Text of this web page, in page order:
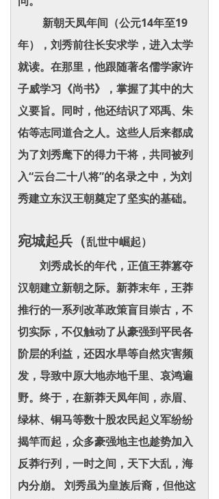
新朝天凤年间（公元14年至19
年），刘秀前往长安求学，进入太学
就读。在那里，他跟随著名儒学家许
子威学习《尚书》，掌握了其中的大
义要旨。同时，他还结识了邓禹、朱
佑等志同道合之人。这些人后来都成
为了刘秀麾下的得力干将，共同被列
入“云台二十八将”的名录之中，为刘
秀建立东汉王朝奠定了坚实的基础。
宛城起兵（乱世中崛起）
刘秀成长的年代，正值王莽篡夺
汉朝建立新朝之际。新莽末年，王莽
推行的一系列改革政策盲目崇古，不
切实际，不仅触动了从豪强到平民各
阶层的利益，还因水旱等自然灾害频
发，导致中原大地赤地千里、哀鸿遍
野。终于，在新莽天凤年间，赤眉、
绿林、铜马等数十股农民起义军纷纷
揭竿而起，众多豪强地主也趁势加入
反莽行列，一时之间，天下大乱，海
内分崩。 刘秀虽为皇族后裔，但他这